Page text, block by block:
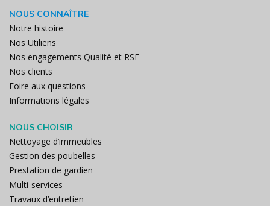
NOUS CONNAÎTRE
Notre histoire
Nos Utiliens
Nos engagements Qualité et RSE
Nos clients
Foire aux questions
Informations légales
NOUS CHOISIR
Nettoyage d’immeubles
Gestion des poubelles
Prestation de gardien
Multi-services
Travaux d’entretien